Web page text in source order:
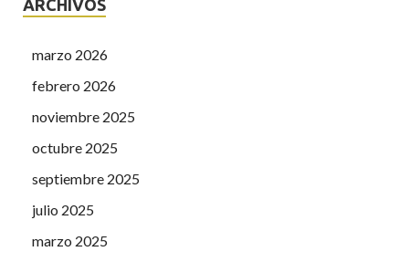
ARCHIVOS
marzo 2026
febrero 2026
noviembre 2025
octubre 2025
septiembre 2025
julio 2025
marzo 2025